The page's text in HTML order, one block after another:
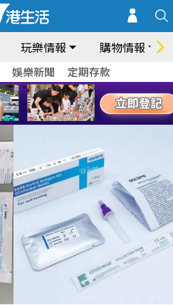
玩樂情報 購物情報
娛樂新聞 定期存款